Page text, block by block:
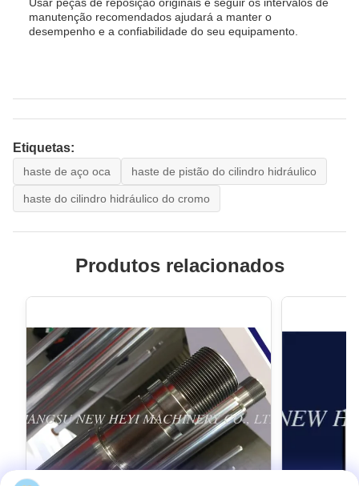
manutenção recomendados ajudará a manter o
desempenho e a confiabilidade do seu equipamento.
Etiquetas:
haste de aço oca haste de pistão do cilindro hidráulico
haste do cilindro hidráulico do cromo
Produtos relacionados